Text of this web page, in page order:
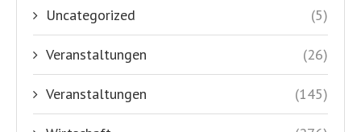
Uncategorized (5)
Veranstaltungen (26)
Veranstaltungen (145)